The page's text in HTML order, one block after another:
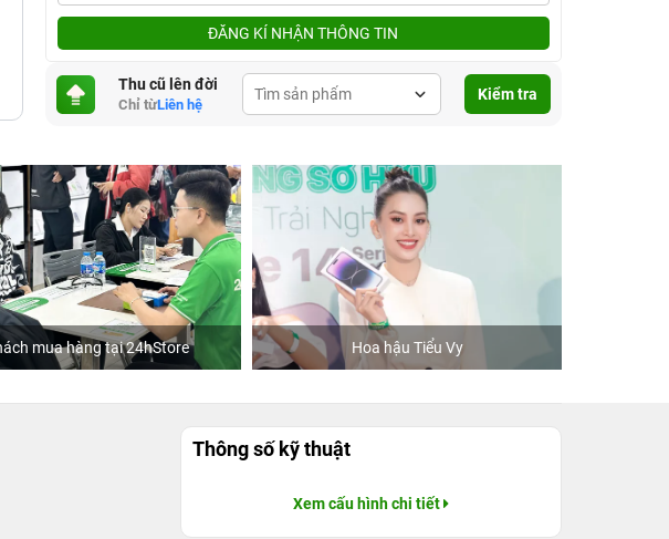
ĐĂNG KÍ NHẬN THÔNG TIN
Thu cũ lên đời
Chỉ từLiên hệ
Kiểm tra
mua hàng tại 24hStore Hoa hậu Tiểu Vy
Thông số kỹ thuật
Xem cấu hình chi tiết